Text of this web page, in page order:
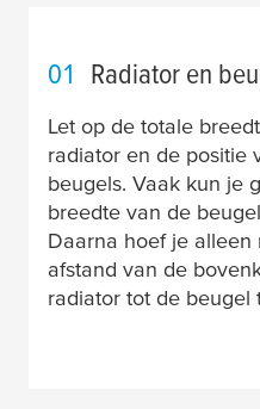
01 Radiator en
Let op de totale
radiator en de positie
beugels. Vaak kun je
breedte van de
Daarna hoef je alleen
afstand van de
radiator tot de beugel